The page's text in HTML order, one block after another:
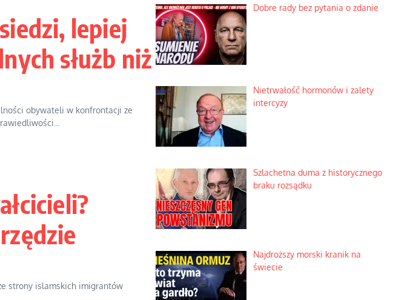
lepiej
służb niż
obywateli w konfrontacji ze
strony islamskich imigrantów
Dobre rady bez pytania o zdanie
Nietrwałość hormonów i zalety
intercyzy
Szlachetna duma z historycznego
braku rozsądku
Najdroższy morski kranik na
świecie